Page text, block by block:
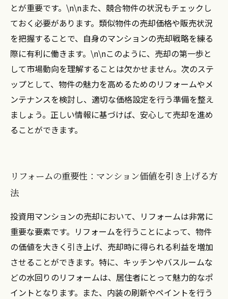
とが重要です。\n\nまた、競合物件の状況もチェックし
ておく必要があります。類似物件の売却価格や販売状況
を把握することで、自身のマンションの売却戦略を練る
際に有利に働きます。\n\nこのように、売却の第一歩と
して市場動向を理解することは欠かせません。次のステ
ップとして、物件の魅力を高めるためのリフォームやメ
ンテナンスを検討し、適切な価格設定を行う準備を整え
ましょう。正しい情報に基づけば、安心して売却を進め
ることができます。
リフォームの重要性：マンション価値を引き上げる方
法
投資用マンションの売却において、リフォームは非常に
重要な要素です。リフォームを行うことによって、物件
の価値を大きく引き上げ、売却時に得られる利益を増加
させることができます。特に、キッチンやバスルームな
どの水回りのリフォームは、居住者にとって魅力的なポ
イントとなります。また、内装の刷新やペイントを行う